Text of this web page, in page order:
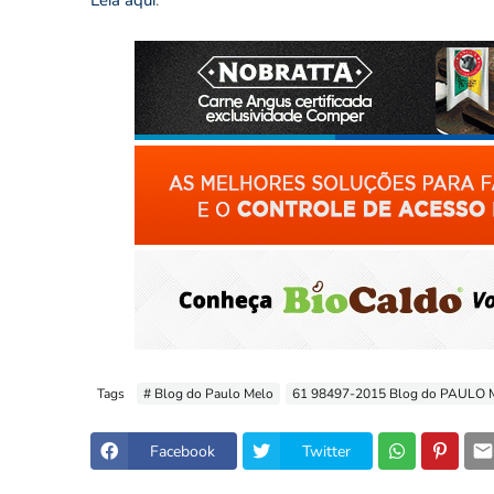
Tags # Blog do Paulo Melo 61 98497-2015 Blog do PAULO
Facebook Twitter